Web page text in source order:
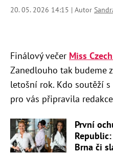
20. 05. 2026 14:15 | Autor
Finálový večer Miss
Zanedlouho tak budeme
letošní rok. Kdo soutěží s
pro vás připravila
První
Brna či